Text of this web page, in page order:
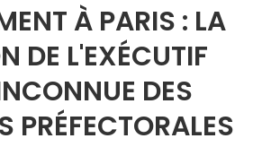
À PARIS : LA
DE L'EXÉCUTIF
DES
PRÉFECTORALES